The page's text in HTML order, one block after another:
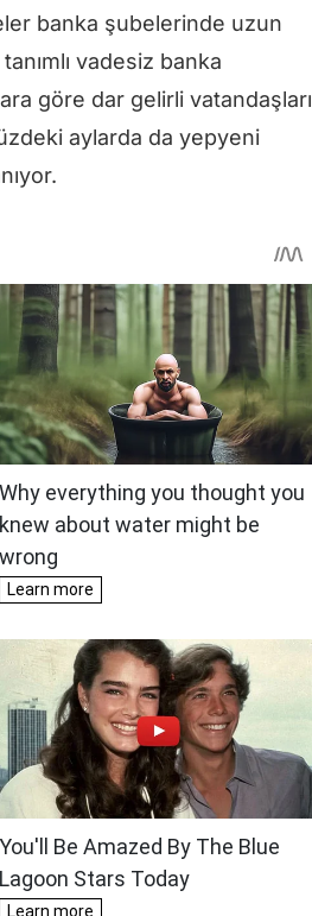
banka şubelerinde uzun
vadesiz banka
göre dar gelirli vatandaşları
aylarda da yepyeni